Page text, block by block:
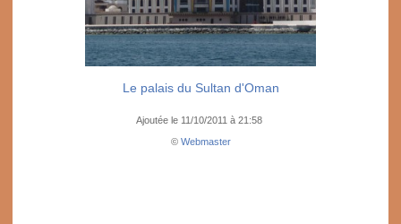
Le palais du Sultan d'Oman
Ajoutée le 11/10/2011 à 21:58
© Webmaster